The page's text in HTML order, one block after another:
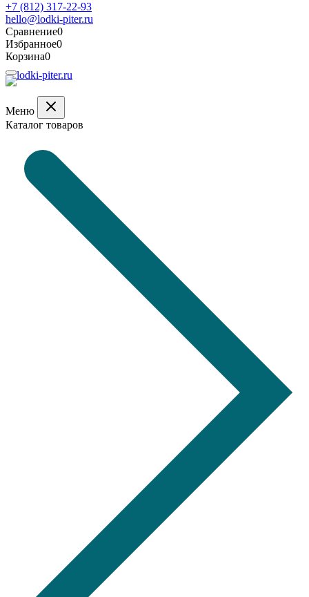
+7 (812) 317-22-93
hello@lodki-piter.ru
Сравнение0
Избранное0
Корзина0
Меню
Каталог товаров